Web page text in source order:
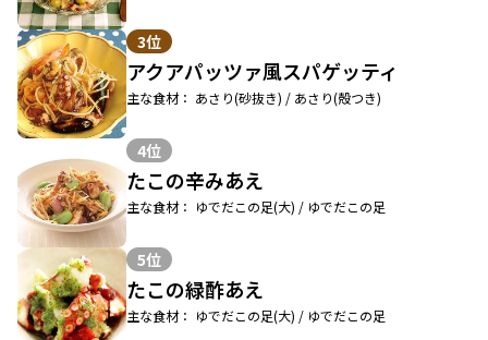
3位
アクアパッツァ風スパゲッティ
主な食材： あさり(砂抜き) / あさり(殻つき)
4位
たこの辛みあえ
主な食材： ゆでだこの足(大) / ゆでだこの足
5位
たこの緑酢あえ
主な食材： ゆでだこの足(大) / ゆでだこの足